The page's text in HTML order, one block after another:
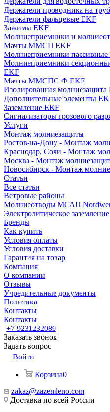
Держатели проводника на
Держатели фальцевые EKF
Зажимы EKF
Молниеприемники и
Мачты ММСП EKF
Молниеприемники пассивные
Молниеприемники
EKF
Мачты ММСПС-Ф EKF
Изолированная молниезащита
Дополнительные элементы
Заземление EKF
Сигнализаторы грозового
Услуги
Монтаж молниезащиты
Ростов-на-Дону - Монтаж
Краснодар, Сочи - Монтаж
Москва - Монтаж
Новосибирск - Монтаж
Статьи
Все статьи
Ветровые районы
Молниеотводы МСАП
Электролитическое
Бренды
Как купить
Условия оплаты
Условия доставки
Гарантия на товар
Компания
О компании
Отзывы
Учредительные документы
Политика
Контакты
Контакты
+7 9231232089
Заказать звонок
Задать вопрос
Войти
Корзина0
zakaz@zazemleno.com
Доставка по всей России